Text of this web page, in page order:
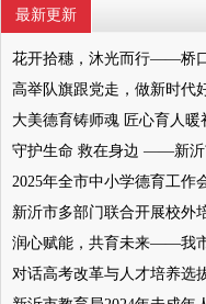
最新更新